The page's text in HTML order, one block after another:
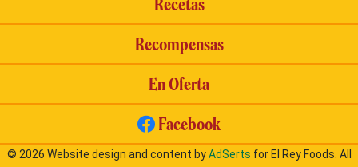
Recompensas
En Oferta
Facebook
© 2026 Website design and content byAdSerts for El Rey Foods. All